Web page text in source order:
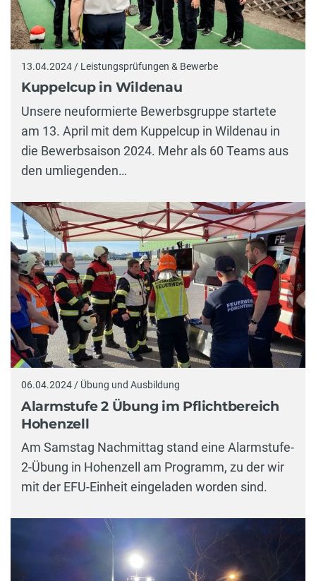
13.04.2024 / Leistungsprüfungen & Bewerbe
Kuppelcup in Wildenau
Unsere neuformierte Bewerbsgruppe startete
am 13. April mit dem Kuppelcup in Wildenau in
die Bewerbsaison 2024. Mehr als 60 Teams aus
den umliegenden…
06.04.2024 / Übung und Ausbildung
Alarmstufe 2 Übung im Pflichtbereich
Hohenzell
Am Samstag Nachmittag stand eine Alarmstufe-
2-Übung in Hohenzell am Programm, zu der wir
mit der EFU-Einheit eingeladen worden sind.